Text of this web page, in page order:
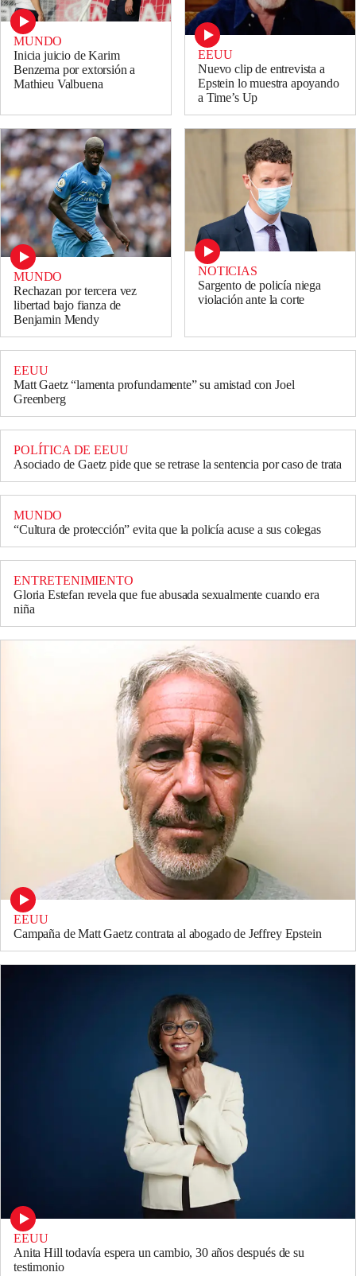
MUNDO
Inicia juicio de Karim
Benzema por extorsión a
Mathieu Valbuena
EEUU
Nuevo clip de entrevista a
Epstein lo muestra apoyando
a Time’s Up
MUNDO
Rechazan por tercera vez
libertad bajo fianza de
Benjamin Mendy
NOTICIAS
Sargento de policía niega
violación ante la corte
EEUU
Matt Gaetz “lamenta profundamente” su amistad con Joel
Greenberg
POLÍTICA DE EEUU
Asociado de Gaetz pide que se retrase la sentencia por caso de trata
MUNDO
“Cultura de protección” evita que la policía acuse a sus colegas
ENTRETENIMIENTO
Gloria Estefan revela que fue abusada sexualmente cuando era
niña
EEUU
Campaña de Matt Gaetz contrata al abogado de Jeffrey Epstein
EEUU
Anita Hill todavía espera un cambio, 30 años después de su
testimonio